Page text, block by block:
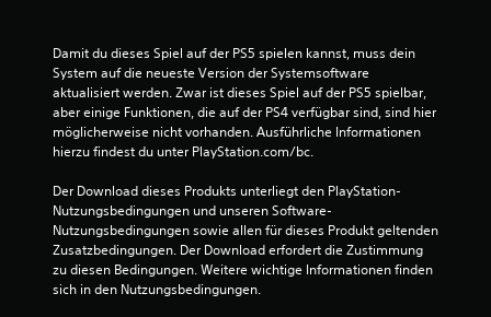
g
e
n
Damit du dieses Spiel auf der PS5 spielen kannst, muss dein
System auf die neueste Version der Systemsoftware
aktualisiert werden. Zwar ist dieses Spiel auf der PS5 spielbar,
aber einige Funktionen, die auf der PS4 verfügbar sind, sind hier
möglicherweise nicht vorhanden. Ausführliche Informationen
hierzu findest du unter PlayStation.com/bc.
Der Download dieses Produkts unterliegt den PlayStation-
Nutzungsbedingungen und unseren Software-
Nutzungsbedingungen sowie allen für dieses Produkt geltenden
Zusatzbedingungen. Der Download erfordert die Zustimmung
zu diesen Bedingungen. Weitere wichtige Informationen finden
sich in den Nutzungsbedingungen.